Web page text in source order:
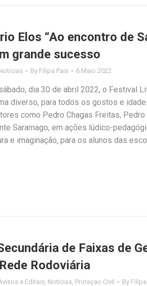
Elos “Ao encontro de
grande sucesso
By Filipa Pais 6 Maio 2022
dia 30 de abril 2022, o Festival
diverso, para todos os gostos e
como Pedro Chagas Freitas, Pedro
Saramago, em ações lúdico-
e imaginação, para os alunos das
de Faixas de
Rodoviária
e Editais Notícias Proteçao Civil By